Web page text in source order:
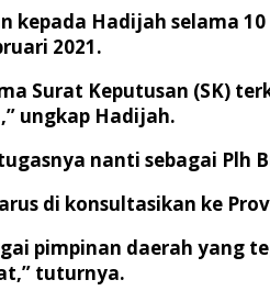
kepada Hadijah selama
2021.
Surat Keputusan (SK)
ungkap Hadijah.
nanti sebagai
di konsultasikan ke
pimpinan daerah yang
tuturnya.